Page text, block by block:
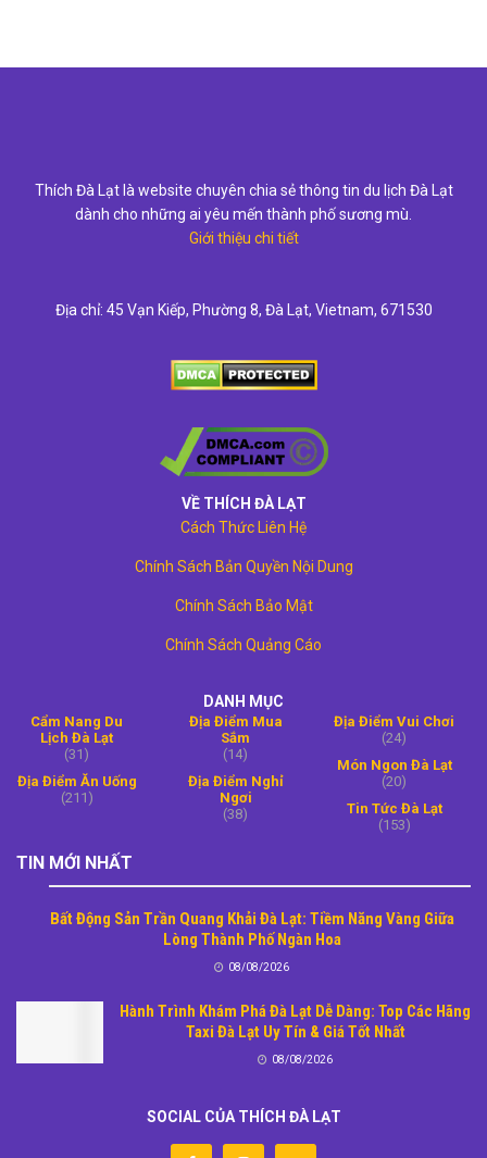
Thích Đà Lạt là website chuyên chia sẻ thông tin du lịch Đà Lạt
dành cho những ai yêu mến thành phố sương mù.
Giới thiệu chi tiết
Địa chỉ: 45 Vạn Kiếp, Phường 8, Đà Lạt, Vietnam, 671530
VỀ THÍCH ĐÀ LẠT
Cách Thức Liên Hệ
Chính Sách Bản Quyền Nội Dung
Chính Sách Bảo Mật
Chính Sách Quảng Cáo
DANH MỤC
Cẩm Nang Du
Lịch Đà Lạt
(31)
Địa Điểm Ăn Uống
(211)
Địa Điểm Mua
Sắm
(14)
Địa Điểm Nghỉ
Ngơi
(38)
Địa Điểm Vui Chơi
(24)
Món Ngon Đà Lạt
(20)
Tin Tức Đà Lạt
(153)
TIN MỚI NHẤT
Bất Động Sản Trần Quang Khải Đà Lạt: Tiềm Năng Vàng Giữa
Lòng Thành Phố Ngàn Hoa
08/08/2026
Hành Trình Khám Phá Đà Lạt Dễ Dàng: Top Các Hãng
Taxi Đà Lạt Uy Tín & Giá Tốt Nhất
08/08/2026
SOCIAL CỦA THÍCH ĐÀ LẠT